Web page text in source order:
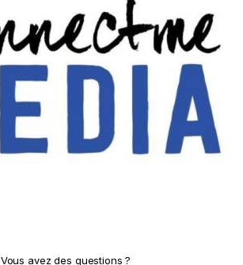
Vous avez des questions ?